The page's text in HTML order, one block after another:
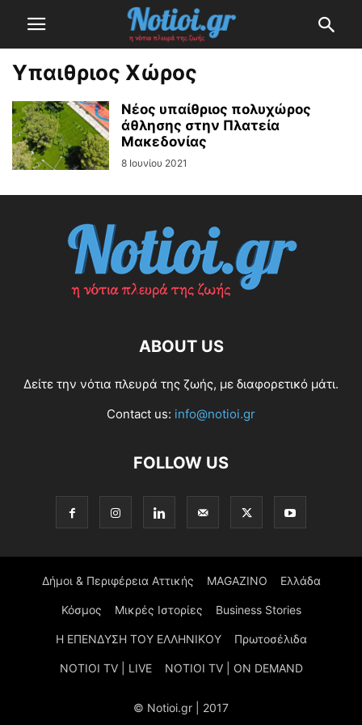
Υπαιθριος Χώρος
Νέος υπαίθριος πολυχώρος
άθλησης στην Πλατεία
Μακεδονίας
8 Ιουνίου 2021
ABOUT US
Δείτε την νότια πλευρά της ζωής, με διαφορετικό μάτι.
Contact us: info@notioi.gr
FOLLOW US
Δήμοι & Περιφέρεια Αττικής MAGAZINO Ελλάδα
Κόσμος Μικρές Ιστορίες Business Stories
Η ΕΠΕΝΔΥΣΗ ΤΟΥ ΕΛΛΗΝΙΚΟΥ Πρωτοσέλιδα
NOTIOI TV | LIVE NOTIOI TV | ON DEMAND
© Notioi.gr | 2017